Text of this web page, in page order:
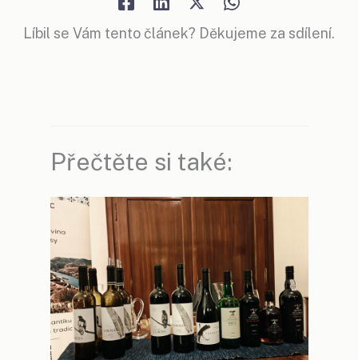
Líbil se Vám tento článek? Děkujeme za sdílení.
Přečtěte si také: